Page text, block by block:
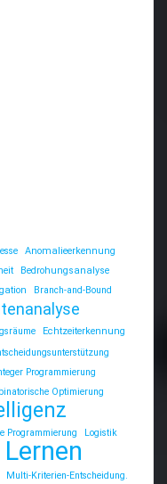
Anomalieerkennung
Bedrohungsanalyse
Branch-and-Bound
Echtzeiterkennung
Programmierung
Optimierung
Programmierung Logistik
Multi-Kriterien-Entscheidung.